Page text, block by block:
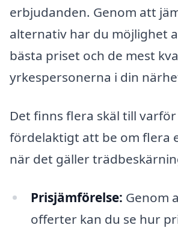
erbjudanden. Genom att
alternativ har du möjlighet
bästa priset och de mest
yrkespersonerna i din
Det finns flera skäl till
fördelaktigt att be om flera
när det gäller
Prisjämförelse: Genom
offerter kan du se hur